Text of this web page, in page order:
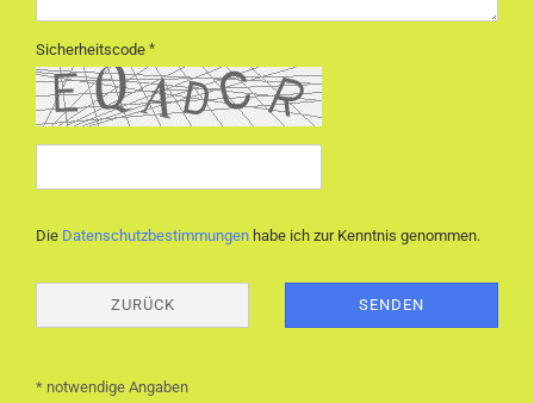
Sicherheitscode
DATENSCHUTZBESTIMMUNGEN
Die Datenschutzbestimmungen habe ich zur Kenntnis genommen.
ZURÜCK SENDEN
* notwendige Angaben